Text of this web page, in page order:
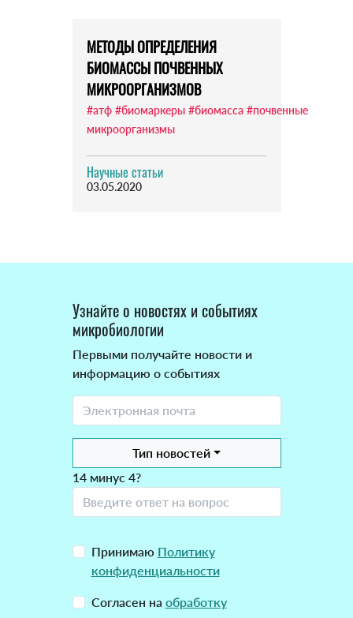
МЕТОДЫ ОПРЕДЕЛЕНИЯ
БИОМАССЫ ПОЧВЕННЫХ
МИКРООРГАНИЗМОВ
#атф #биомаркеры #биомасса #почвенные
микроорганизмы
Научные статьи
03.05.2020
Узнайте о новостях и событиях
микробиологии
Первыми получайте новости и
информацию о событиях
Тип новостей
14 минус 4?
Принимаю Политику
конфиденциальности
Согласен на обработку